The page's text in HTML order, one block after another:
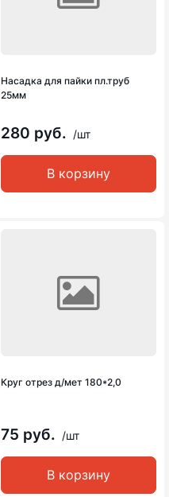
Насадка для пайки пл.труб
25мм
280 руб. /шт
В корзину
Круг отрез д/мет 180*2,0
75 руб. /шт
В корзину